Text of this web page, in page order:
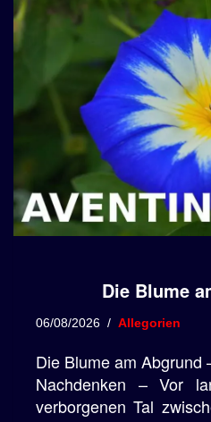
Die Blume
06/08/2026 Allegorien
Die Blume am Abgrund
Nachdenken – Vor
verborgenen Tal